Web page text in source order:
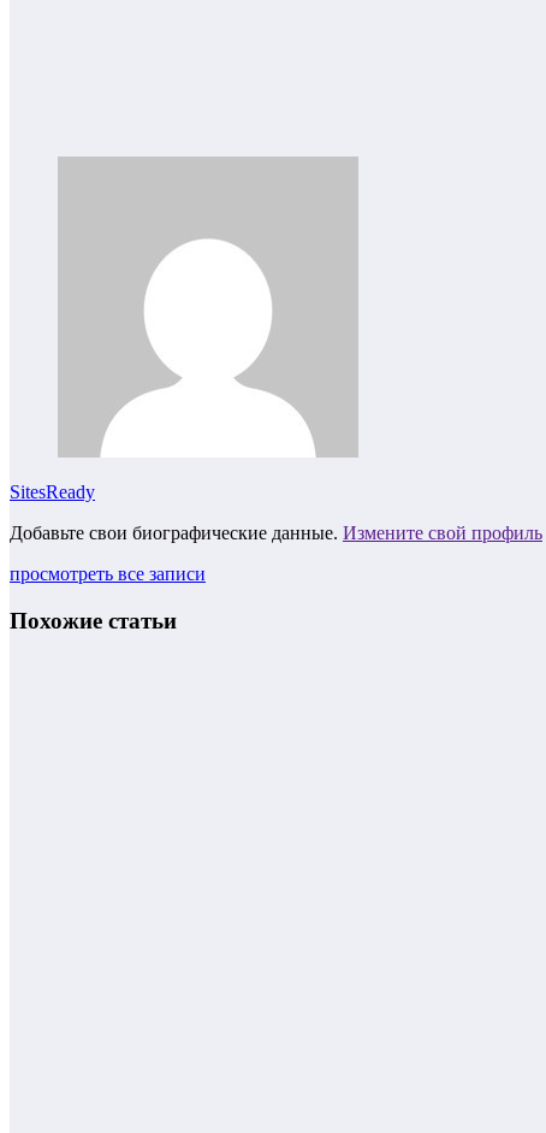
SitesReady
Добавьте свои биографические данные. Измените свой профиль
просмотреть все записи
Похожие статьи